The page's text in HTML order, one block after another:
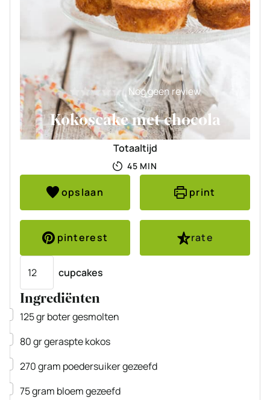
Nog geen review
Kokoscake met chocola
Totaaltijd
45MINUTEN
MIN
opslaan print
pinterest
rate
cupcakes
Ingrediënten
▢
125grbotergesmolten
▢
80grgeraspte kokos
▢
270gram poedersuikergezeefd
▢
75gram bloemgezeefd